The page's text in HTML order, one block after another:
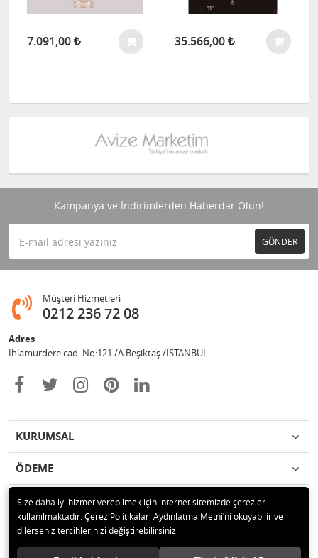
7.091,00 35.566,00
Kampanya ve İndirimlerden Haberdar Olun!
GÖNDER
Müşteri Hizmetleri
0212 236 72 08
Adres
Ihlamurdere cad. No:121 /A Beşiktaş /İSTANBUL
KURUMSAL
ÖDEME
İLETİŞİM
© 2020 Avize Marketim Tüm hakları saklıdır.
Size daha iyi hizmet verebilmek için internet sitemizde çerezler
kullanılmaktadır. Çerez Politikaları Aydınlatma Metni’ni okuyabilir ve
dilerseniz tercihlerinizi değiştirebilirsiniz.